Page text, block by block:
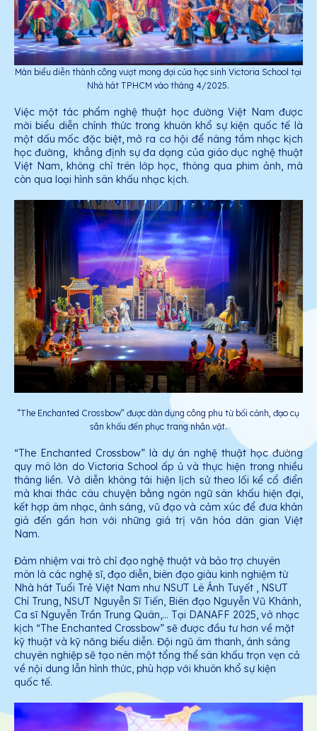
Màn biểu diễn thành công vượt mong đợi của học sinh Victoria School tại
Nhà hát TPHCM vào tháng 4/2025.
Việc một tác phẩm nghệ thuật học đường Việt Nam được
mời biểu diễn chính thức trong khuôn khổ sự kiện quốc tế là
một dấu mốc đặc biệt, mở ra cơ hội để nâng tầm nhạc kịch
học đường, khẳng định sự đa dạng của giáo dục nghệ thuật
Việt Nam, không chỉ trên lớp học, thông qua phim ảnh, mà
còn qua loại hình sân khấu nhạc kịch.
“The Enchanted Crossbow” được dàn dựng công phu từ bối cảnh, đạo cụ
sân khấu đến phục trang nhân vật.
“The Enchanted Crossbow” là dự án nghệ thuật học đường
quy mô lớn do Victoria School ấp ủ và thực hiện trong nhiều
tháng liền. Vở diễn không tái hiện lịch sử theo lối kể cổ điển
mà khai thác câu chuyện bằng ngôn ngữ sân khấu hiện đại,
kết hợp âm nhạc, ánh sáng, vũ đạo và cảm xúc để đưa khán
giả đến gần hơn với những giá trị văn hóa dân gian Việt
Nam.
Đảm nhiệm vai trò chỉ đạo nghệ thuật và bảo trợ chuyên
môn là các nghệ sĩ, đạo diễn, biên đạo giàu kinh nghiệm từ
Nhà hát Tuổi Trẻ Việt Nam như NSƯT Lê Ánh Tuyết , NSƯT
Chí Trung, NSƯT Nguyễn Sĩ Tiến, Biên đạo Nguyễn Vũ Khánh,
Ca sĩ Nguyễn Trần Trung Quân,... Tại DANAFF 2025, vở nhạc
kịch “The Enchanted Crossbow” sẽ được đầu tư hơn về mặt
kỹ thuật và kỹ năng biểu diễn. Đội ngũ âm thanh, ánh sáng
chuyên nghiệp sẽ tạo nên một tổng thể sân khấu trọn vẹn cả
về nội dung lẫn hình thức, phù hợp với khuôn khổ sự kiện
quốc tế.